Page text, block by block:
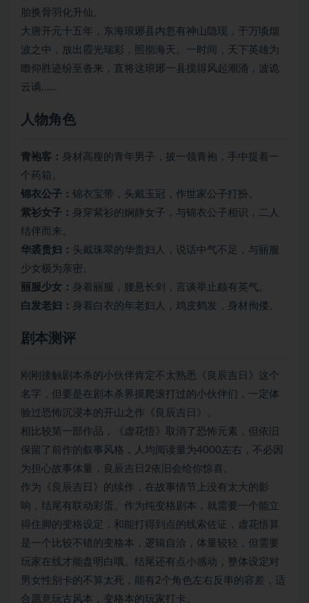
胎换骨羽化升仙。
大唐开元十五年，东海琅琊县内忽有神山隐现，于万顷烟
波之中，放出霞光瑞彩，照彻海天。一时间，天下英雄为
瞻仰胜迹纷至沓来，直将这琅琊一县搅得风起潮涌，波诡
云谲……
人物角色
青袍客： 身材高瘦的青年男子，披一领青袍，手中提着一
个药箱。
锦衣公子： 锦衣宝带，头戴玉冠，作世家公子打扮。
紫衫女子： 身穿紫衫的娴静女子，与锦衣公子相识，二人
结伴而来。
华裘贵妇： 头戴珠翠的华贵妇人，说话中气不足，与丽服
少女极为亲密。
丽服少女： 身着丽服，腰悬长剑，言谈举止颇有英气。
白发老妇： 身着白衣的年老妇人，鸡皮鹤发，身材佝偻。
剧本测评
刚刚接触剧本杀 的小伙伴肯定不太熟悉《良辰吉日》这个
名字，但要是在剧本杀界摸爬滚打过的小伙伴们，一定体
验过恐怖沉浸本的开山之作《良辰吉日》。
相比较第一部作品，《虚花悟》取消了恐怖元素，但依旧
保留了前作的叙事风格，人均阅读量为4000左右，不必因
为担心故事体量，良辰吉日2依旧会给你惊喜。
作为《良辰吉日》的续作，在故事情节上没有太大的影
响，结尾有联动彩蛋。作为纯变格剧本，就需要一个能立
得住脚的变格设定，和能打得到点的线索佐证，虚花悟算
是一个比较不错的变格本，逻辑自洽，体量较轻，但需要
玩家在线才能盘明白哦。结尾还有点小感动，整体设定对
男女性别卡的不算太死，能有2个角色左右反串的容差，适
合愿意玩古风本 ，变格本的玩家打卡。